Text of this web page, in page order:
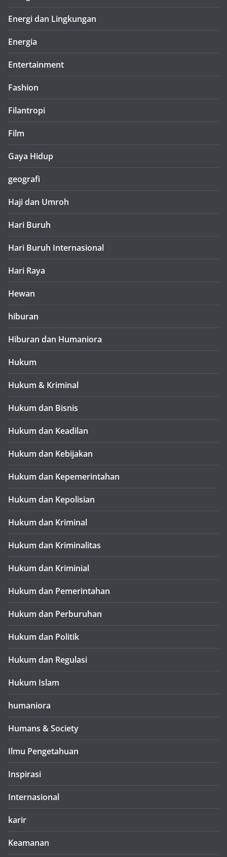
Energi dan Lingkungan
Energia
Entertainment
Fashion
Filantropi
Film
Gaya Hidup
geografi
Haji dan Umroh
Hari Buruh
Hari Buruh Internasional
Hari Raya
Hewan
hiburan
Hiburan dan Humaniora
Hukum
Hukum & Kriminal
Hukum dan Bisnis
Hukum dan Keadilan
Hukum dan Kebijakan
Hukum dan Kepemerintahan
Hukum dan Kepolisian
Hukum dan Kriminal
Hukum dan Kriminalitas
Hukum dan Kriminial
Hukum dan Pemerintahan
Hukum dan Perburuhan
Hukum dan Politik
Hukum dan Regulasi
Hukum Islam
humaniora
Humans & Society
Ilmu Pengetahuan
Inspirasi
Internasional
karir
Keamanan